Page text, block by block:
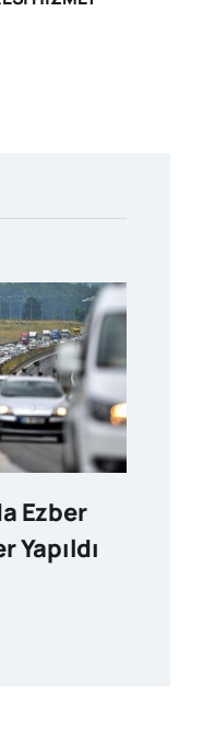
Ezber
Yapıldı